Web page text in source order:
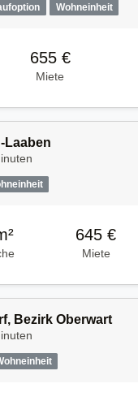
Wohneinheit
655 €
Miete
Laaben
645 €
Miete
Bezirk Oberwart